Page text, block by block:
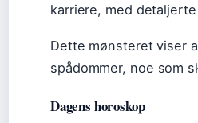
karriere, med
Dette mønsteret viser
spådommer, noe som
Dagens horoskop